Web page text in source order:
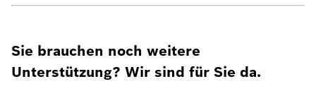
Sie brauchen noch weitere
Unterstützung? Wir sind für Sie da.